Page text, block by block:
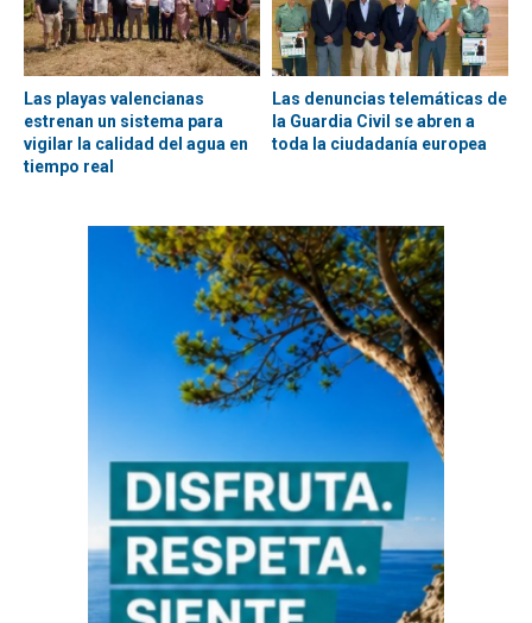
Las playas valencianas
estrenan un sistema para
vigilar la calidad del agua en
tiempo real
Las denuncias telemáticas de
la Guardia Civil se abren a
toda la ciudadanía europea